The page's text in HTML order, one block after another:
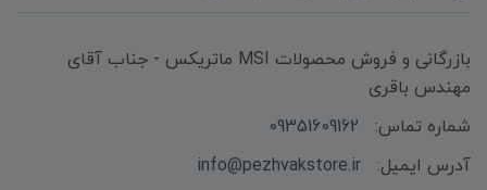
بازرگانی و فروش محصولات MSI ماتریکس - جناب آقای
مهندس باقری
شماره تماس:
09351609162
آدرس ایمیل:
info@pezhvakstore.ir